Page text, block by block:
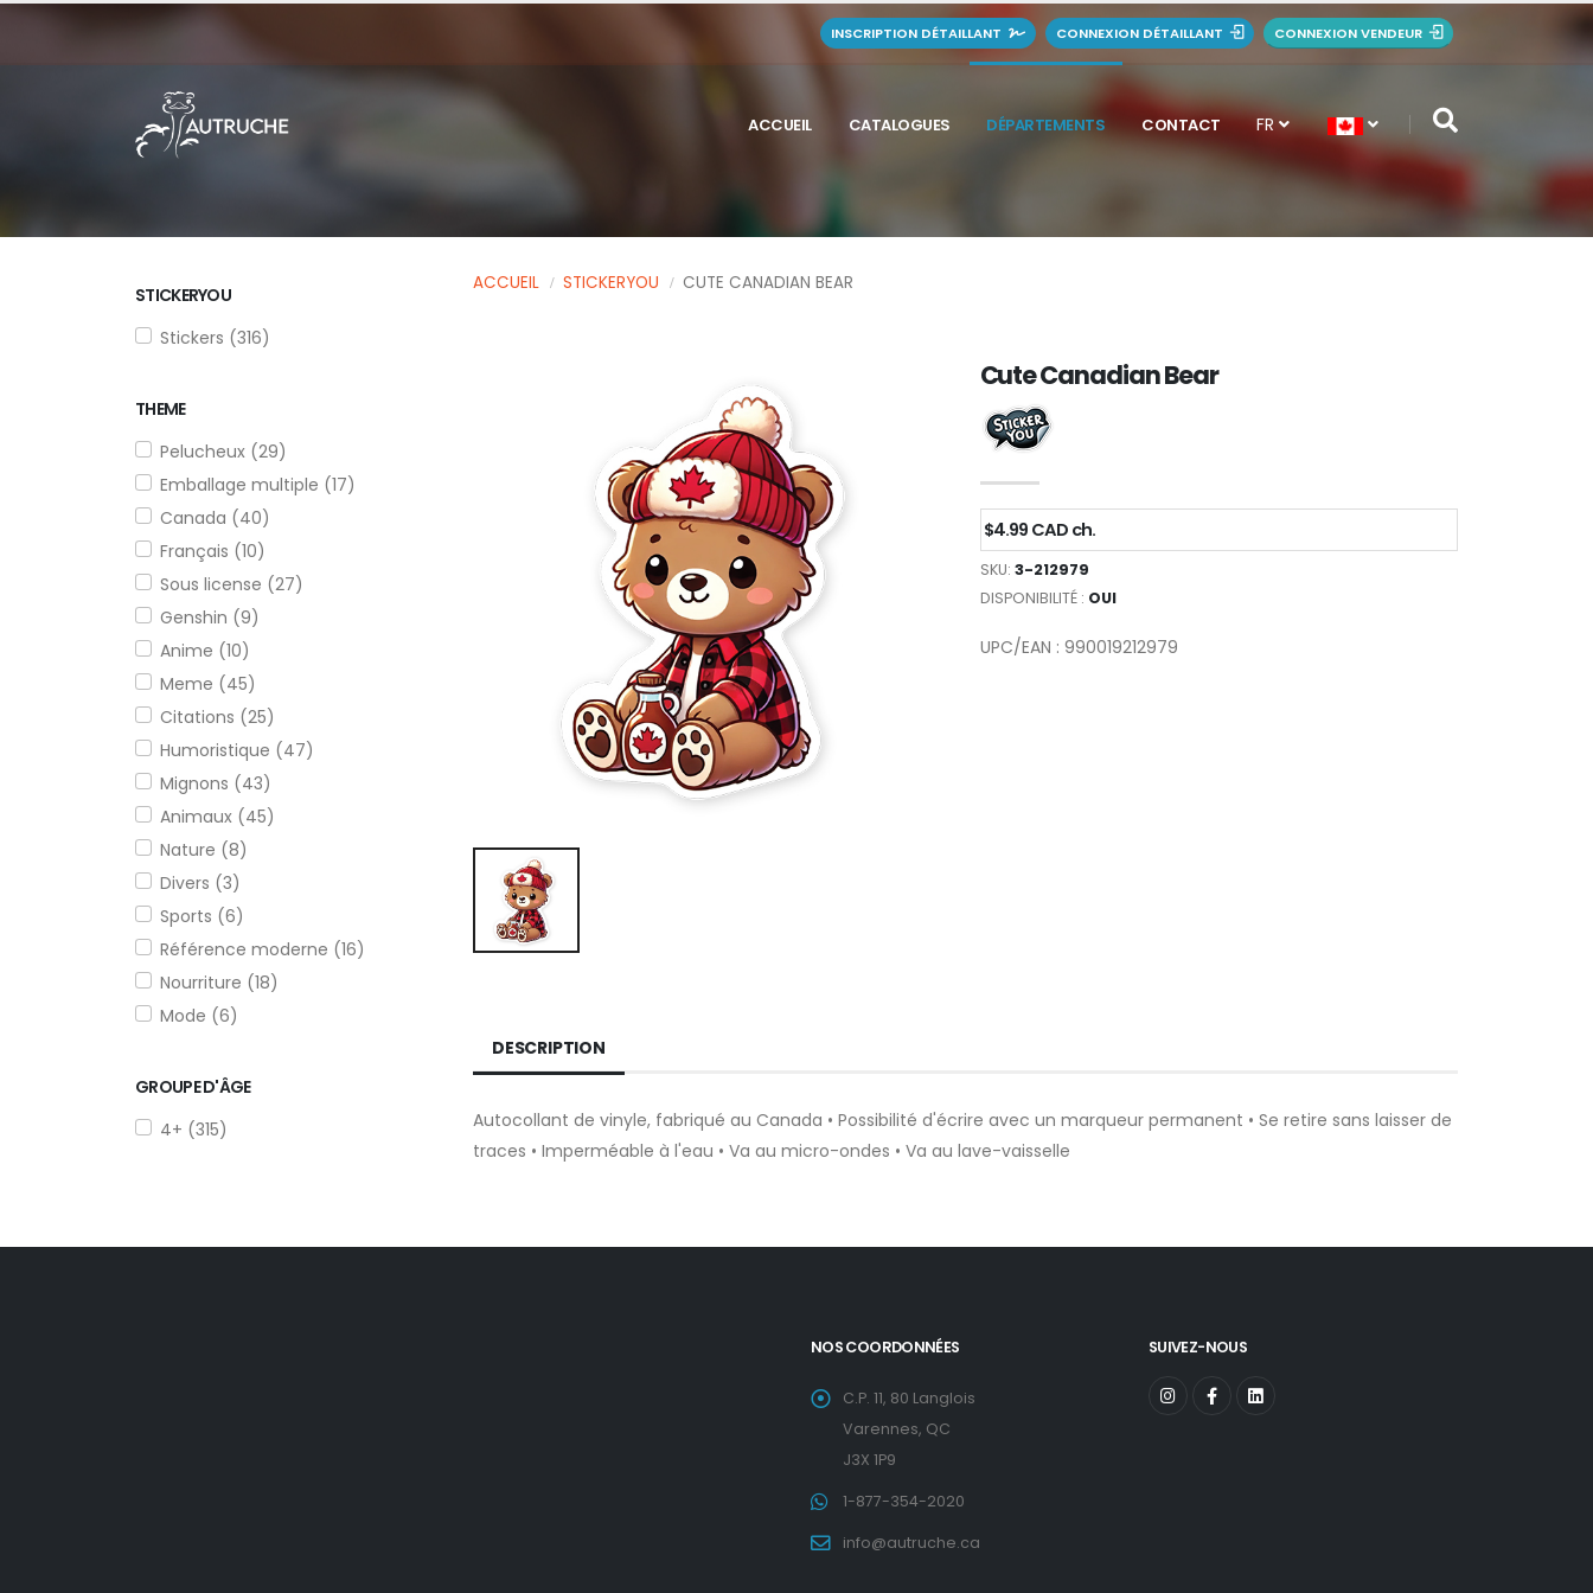
INSCRIPTION DÉTAILLANT CONNEXION DÉTAILLANT CONNEXION VENDEUR
ACCUEIL CATALOGUES DÉPARTEMENTS CONTACT FR
STICKERYOU
Stickers (316)
THEME
Pelucheux (29)
Emballage multiple (17)
Canada (40)
Français (10)
Sous license (27)
Genshin (9)
Anime (10)
Meme (45)
Citations (25)
Humoristique (47)
Mignons (43)
Animaux (45)
Nature (8)
Divers (3)
Sports (6)
Référence moderne (16)
Nourriture (18)
Mode (6)
GROUPE D'ÂGE
4+ (315)
ACCUEIL STICKERYOU CUTE CANADIAN BEAR
Cute Canadian Bear
$4.99 CAD ch.
SKU: 3-212979
DISPONIBILITÉ : OUI
UPC/EAN : 990019212979
DESCRIPTION
Autocollant de vinyle, fabriqué au Canada • Possibilité d'écrire avec un marqueur permanent • Se retire sans laisser de
traces • Imperméable à l'eau • Va au micro-ondes • Va au lave-vaisselle
NOS COORDONNÉES
C.P. 11, 80 Langlois
Varennes, QC
J3X 1P9
1-877-354-2020
info@autruche.ca
SUIVEZ-NOUS